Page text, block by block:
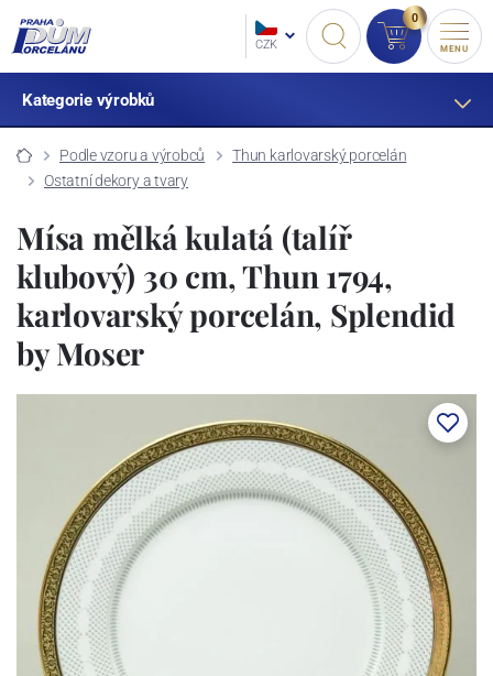
CZK
0
MENU
Kategorie výrobků
Podle vzoru a výrobců
Thun karlovarský porcelán
Ostatní dekory a tvary
Mísa mělká kulatá (talíř
klubový) 30 cm, Thun 1794,
karlovarský porcelán, Splendid
by Moser